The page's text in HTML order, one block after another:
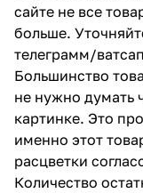
сайте не все
больше.
телеграмм/
Большинство
не нужно думать
картинке. Это
именно этот
расцветки
Количество